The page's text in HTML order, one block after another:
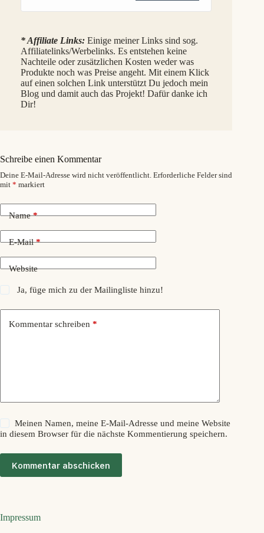
* Affiliate Links: Einige meiner Links sind sog.
Affiliatelinks/Werbelinks. Es entstehen keine
Nachteile oder zusätzlichen Kosten weder was
Produkte noch was Preise angeht. Mit einem Klick
auf einen solchen Link unterstützt Du jedoch mein
Blog und damit auch das Projekt! Dafür danke ich
Dir!
Schreibe einen Kommentar
Deine E-Mail-Adresse wird nicht veröffentlicht. Erforderliche Felder sind
mit * markiert
Name*
E-Mail*
Website
Ja, füge mich zu der Mailingliste hinzu!
Kommentar schreiben *
Meinen Namen, meine E-Mail-Adresse und meine Website
in diesem Browser für die nächste Kommentierung speichern.
Kommentar abschicken
Impressum